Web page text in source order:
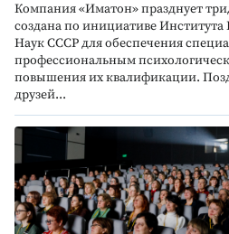
Компания «Иматон» празднует
создана по инициативе
Наук СССР для обеспечения
профессиональным
повышения их квалификации.
друзей...